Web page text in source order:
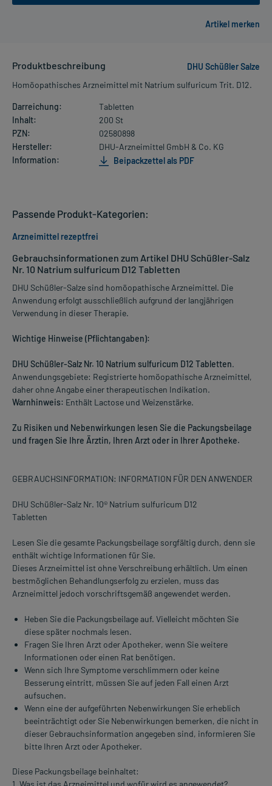
Produktbeschreibung
DHU Schüßler Salze
Homöopathisches Arzneimittel mit Natrium sulfuricum Trit. D12.
Darreichung:
Tabletten
Inhalt:
200 St
PZN:
02580898
Hersteller:
DHU-Arzneimittel GmbH & Co. KG
Information:
Beipackzettel als PDF
Gebrauchsinformationen zum Artikel DHU Schüßler-Salz
Nr. 10 Natrium sulfuricum D12 Tabletten
DHU Schüßler-Salze sind homöopathische Arzneimittel. Die
Anwendung erfolgt ausschließlich aufgrund der langjährigen
Verwendung in dieser Therapie.
Wichtige Hinweise (Pflichtangaben):
DHU Schüßler-Salz Nr. 10 Natrium sulfuricum D12 Tabletten.
Anwendungsgebiete: Registrierte homöopathische Arzneimittel,
daher ohne Angabe einer therapeutischen Indikation.
Warnhinweis: Enthält Lactose und Weizenstärke.
Zu Risiken und Nebenwirkungen lesen Sie die Packungsbeilage
und fragen Sie Ihre Ärztin, Ihren Arzt oder in Ihrer Apotheke.
GEBRAUCHSINFORMATION: INFORMATION FÜR DEN ANWENDER
DHU Schüßler-Salz Nr. 10® Natrium sulfuricum D12
Tabletten
Lesen Sie die gesamte Packungsbeilage sorgfältig durch, denn sie
enthält wichtige Informationen für Sie.
Dieses Arzneimittel ist ohne Verschreibung erhältlich. Um einen
bestmöglichen Behandlungserfolg zu erzielen, muss das
Arzneimittel jedoch vorschriftsgemäß angewendet werden.
Heben Sie die Packungsbeilage auf. Vielleicht möchten Sie
diese später nochmals lesen.
Fragen Sie Ihren Arzt oder Apotheker, wenn Sie weitere
Informationen oder einen Rat benötigen.
Wenn sich Ihre Symptome verschlimmern oder keine
Besserung eintritt, müssen Sie auf jeden Fall einen Arzt
aufsuchen.
Wenn eine der aufgeführten Nebenwirkungen Sie erheblich
beeinträchtigt oder Sie Nebenwirkungen bemerken, die nicht in
dieser Gebrauchsinformation angegeben sind, informieren Sie
bitte Ihren Arzt oder Apotheker.
Diese Packungsbeilage beinhaltet:
1. Was ist das Arzneimittel und wofür wird es angewendet?
Passende Produkt-Kategorien:
Arzneimittel rezeptfrei